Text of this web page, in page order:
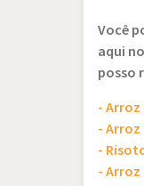
Você
aqui
posso
- Arroz
-
-
-